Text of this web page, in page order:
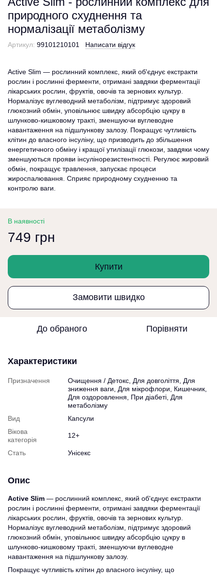
природного схуднення та
нормалізації метаболізму
Артикул: 99101210101 Написати відгук
Active Slim — рослинний комплекс, який об'єднує екстракти
рослин і рослинні ферменти, отримані завдяки ферментації
лікарських рослин, фруктів, овочів та зернових культур.
Нормалізує вуглеводний метаболізм, підтримує здоровий
глюкозний обмін, уповільнює швидку абсорбцію цукру в
шлунково-кишковому тракті, зменшуючи вуглеводне
навантаження на підшлункову залозу. Покращує чутливість
клітин до власного інсуліну, що призводить до збільшення
енергетичного обміну і кращої утилізації глюкози, завдяки чому
зменшуються прояви інсулінорезистентності. Регулює жировий
обмін, покращує травлення, запускає процеси
жироспалювання. Сприяє природному схудненню та
контролю ваги.
В наявності
749 грн
Купити
Замовити швидко
До обраного Порівняти
Характеристики
Призначення
Очищення / Детокс, Для довголіття, Для
зниження ваги, Для мікрофлори, Кишечник,
Для оздоровлення, При діабеті, Для
метаболізму
Вид
Капсули
Вікова
категорія
12+
Стать Унісекс
Опис
Active Slim — рослинний комплекс, який об'єднує екстракти
рослин і рослинні ферменти, отримані завдяки ферментації
лікарських рослин, фруктів, овочів та зернових культур.
Нормалізує вуглеводний метаболізм, підтримує здоровий
глюкозний обмін, уповільнює швидку абсорбцію цукру в
шлунково-кишковому тракті, зменшуючи вуглеводне
навантаження на підшлункову залозу.
Покращує чутливість клітин до власного інсуліну, що